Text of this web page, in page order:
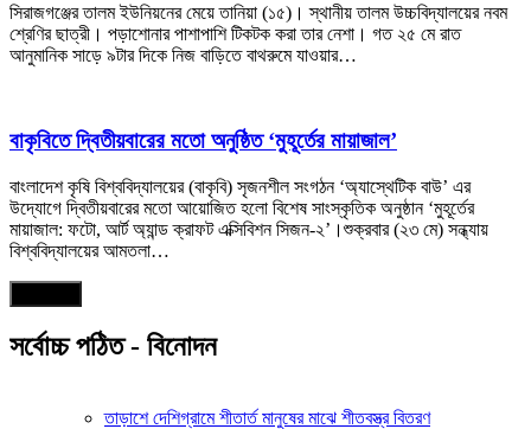
সিরাজগঞ্জের তালম ইউনিয়নের মেয়ে তানিয়া (১৫)। স্থানীয় তালম উচ্চবিদ্যালয়ের নবম
শ্রেণির ছাত্রী। পড়াশোনার পাশাপাশি টিকটক করা তার নেশা। গত ২৫ মে রাত
আনুমানিক সাড়ে ৯টার দিকে নিজ বাড়িতে বাথরুমে যাওয়ার…
বাকৃবিতে দ্বিতীয়বারের মতো অনুষ্ঠিত ‘মুহূর্তের মায়াজাল’
বাংলাদেশ কৃষি বিশ্ববিদ্যালয়ের (বাকৃবি) সৃজনশীল সংগঠন ‘অ্যাস্থেটিক বাউ’ এর
উদ্যোগে দ্বিতীয়বারের মতো আয়োজিত হলো বিশেষ সাংস্কৃতিক অনুষ্ঠান ‘মুহূর্তের
মায়াজাল: ফটো, আর্ট অ্যান্ড ক্রাফট এক্সিবিশন সিজন-২’।শুক্রবার (২৩ মে) সন্ধ্যায়
বিশ্ববিদ্যালয়ের আমতলা…
সর্বোচ্চ পঠিত - বিনোদন
তাড়াশে দেশিগ্রামে শীতার্ত মানুষের মাঝে শীতবস্ত্র বিতরণ